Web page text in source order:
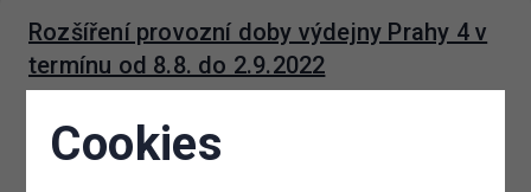
Rozšíření provozní doby výdejny Prahy 4 v
termínu od 8.8. do 2.9.2022
Od 08.08. do 02.09.2022 dojde k rozšíření otevírací doby
výdejny parkovacích oprávnění Prahy 4 na pracovišti
Cookies